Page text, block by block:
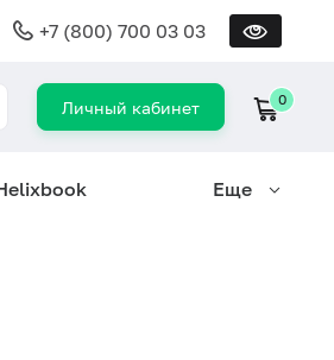
+7 (800) 700 03 03
Личный кабинет 0
Еще